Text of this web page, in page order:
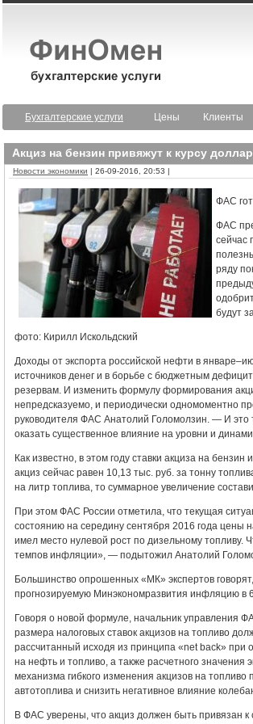
Бухгалтерские услуги Цены Клиенты
Акциз на бензин привяжут к курсу
Новости экономики | 26-09-2016, 20:53 |
ФАС
ФАС
сейчас
ряду
будут
фото: Кирилл Искольдский
Доходы от экспорта российской нефти в
источников денег и в борьбе с бюджетным
резервам. И изменить формулу формирования
непредсказуемо, и периодически одномоментно
руководителя ФАС Анатолий Голомолзин. — И это
оказать существенное влияние на уровни и
Как известно, в этом году ставки акциза на
акциз сейчас равен 10,13 тыс. руб. за тонну
на литр топлива, то суммарное увеличение
При этом ФАС России отметила, что текущая
состоянию на середину сентября 2016 года цены
имел место нулевой рост по дизельному
темпов инфляции», — подытожил Анатолий
Большинство опрошенных «МК» экспертов
прогнозируемую Минэкономразвития инфляцию в
Говоря о новой формуле, начальник управления
размера налоговых ставок акцизов на топливо
рассчитанный исходя из принципа «net back» при
на нефть и топливо, а также расчетного
механизма гибкого изменения акцизов на топливо
автотоплива и снизить негативное влияние
В ФАС уверены, что акциз должен быть привязан